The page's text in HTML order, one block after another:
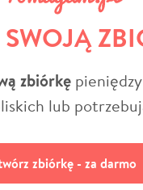
zbiórkę
lub
zbiórkę - za darmo